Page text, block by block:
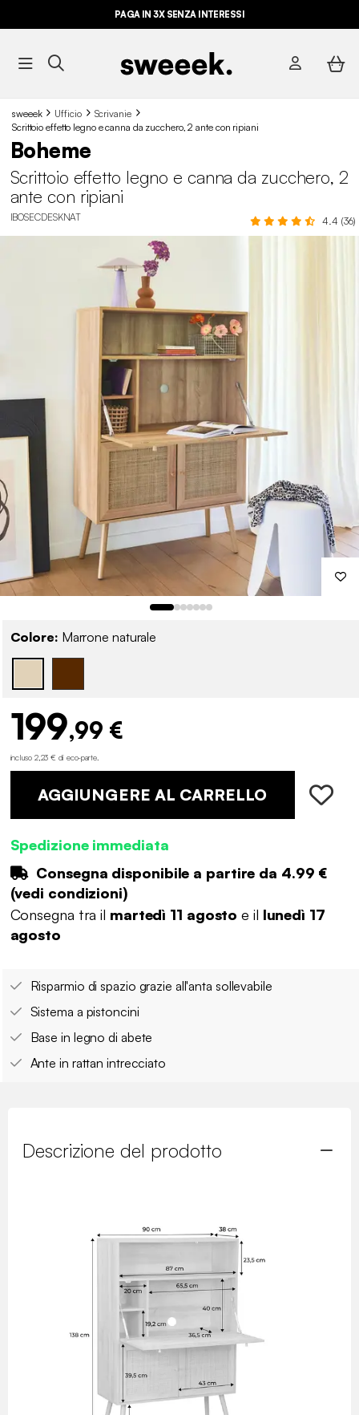
PAGA IN 3X SENZA INTERESSI
sweeek Ufficio
Scrivanie
Scrittoio effetto legno e canna da zucchero, 2 ante con ripiani
Boheme
Scrittoio effetto legno e canna da zucchero, 2
ante con ripiani
IBOSECDESKNAT 4.4 (36)
Colore: Marrone naturale
199,99 €
incluso 2,23 € di eco-parte.
AGGIUNGERE AL CARRELLO
Spedizione immediata
Consegna disponibile a partire da 4.99 €
(vedi condizioni)
Consegna tra il martedì 11 agosto e il lunedì 17
agosto
Risparmio di spazio grazie all'anta sollevabile
Sistema a pistoncini
Base in legno di abete
Ante in rattan intrecciato
Descrizione del prodotto